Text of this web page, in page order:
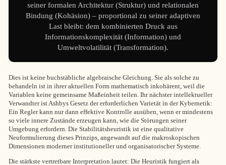
seiner formalen Architektur (Struktur) und relationalen
Bindung (Kohäsion) – proportional zu seiner adaptiven
Last bleibt: dem kombinierten Druck aus
Informationskomplexität (Information) und
Umweltvolatilität (Transformation).
Dies ist keine buchstäbliche algebraische Gleichung. Sie als solche zu
behandeln ist in ihrer aktuellen Form mathematisch inkohärent, weil die
Variablen keine gemeinsame Maßeinheit teilen. Ihr nächster intellektueller
Verwandter ist Ashbys Gesetz der erforderlichen Varietät in der Kybernetik:
Ein Regler kann nur dann effektive Kontrolle ausüben, wenn er mindestens
so viele innere Zustände erzeugen kann, wie die Störungen seiner
Umgebung erfordern. Die Stabilitätsheuristik ist eine qualitative
Neuformulierung dieses Prinzips, angewandt auf die makroskopischen
Dimensionen moderner institutioneller und organisatorischer Systeme.
Die stärkste vertretbare Interpretation lautet: Die Heuristik fungiert als